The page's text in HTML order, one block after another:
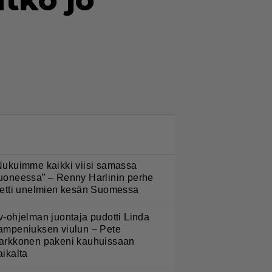
kaikki viisi samassa
– Renny Harlinin perhe
unelmien kesän Suomessa
ohjelman juontaja pudotti Linda
viulun – Pete
pakeni kauhuissaan